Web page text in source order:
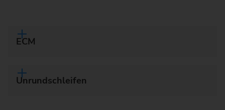
ECM
Unrundschleifen